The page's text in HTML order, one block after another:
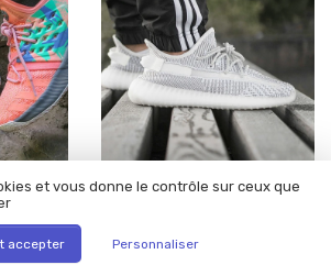
06/2025
: le
le
Critères de Sélection •
12/06/2025
pour choisir la meilleure
et vous donne le contrôle sur ceux que
accepter Personnaliser